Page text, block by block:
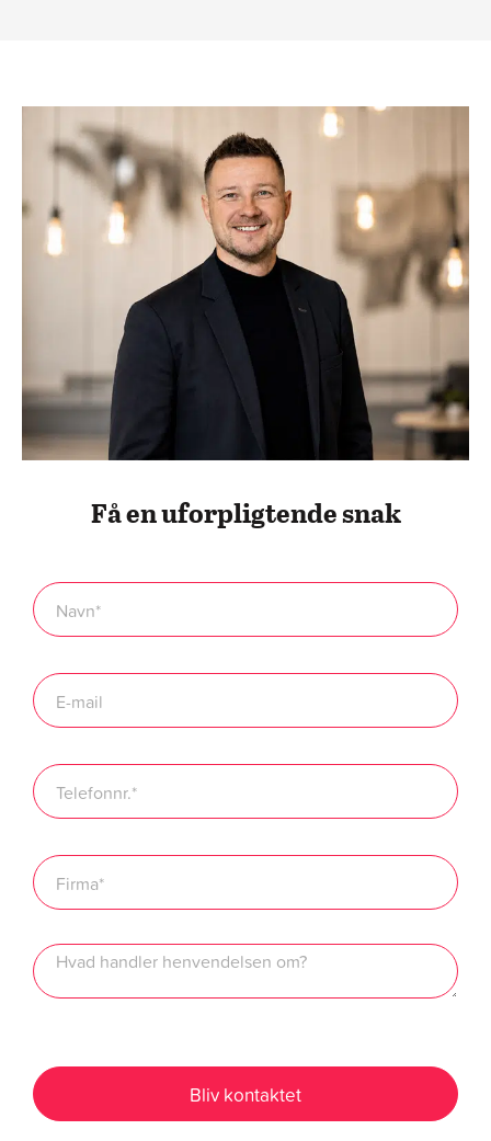
Få en uforpligtende snak